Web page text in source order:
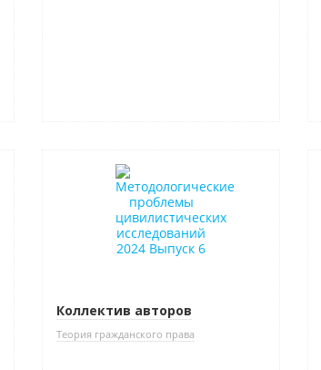
Коллектив авторов
Теория гражданского права